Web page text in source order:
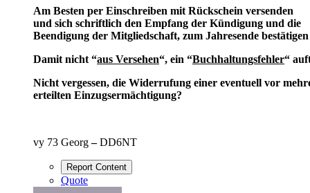
Am Besten per Einschreiben mit Rückschein versenden
und sich schriftlich den Empfang der Kündigung und die
Beendigung der Mitgliedschaft, zum Jahresende bestätigen
Damit nicht “aus Versehen“, ein “Buchhaltungsfehler“
Nicht vergessen, die Widerrufung einer eventuell vor
erteilten Einzugsermächtigung?
vy 73 Georg–DD6NT
Report Content
Quote